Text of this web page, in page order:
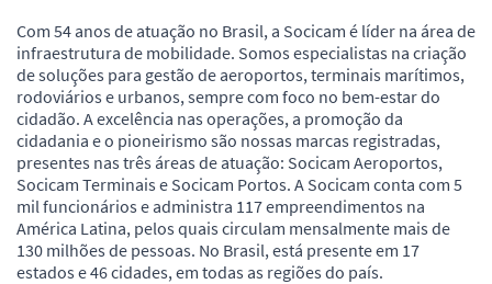
Com 54 anos de atuação no Brasil, a Socicam é líder na área de
infraestrutura de mobilidade. Somos especialistas na criação
de soluções para gestão de aeroportos, terminais marítimos,
rodoviários e urbanos, sempre com foco no bem-estar do
cidadão. A excelência nas operações, a promoção da
cidadania e o pioneirismo são nossas marcas registradas,
presentes nas três áreas de atuação: Socicam Aeroportos,
Socicam Terminais e Socicam Portos. A Socicam conta com 5
mil funcionários e administra 117 empreendimentos na
América Latina, pelos quais circulam mensalmente mais de
130 milhões de pessoas. No Brasil, está presente em 17
estados e 46 cidades, em todas as regiões do país.